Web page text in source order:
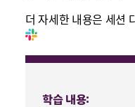
더 자세한 내용은 세션
학습 내용: